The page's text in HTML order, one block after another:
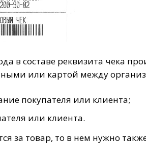
в составе реквизита чека
или картой между
покупателя или клиента;
или клиента.
за товар, то в нем нужно